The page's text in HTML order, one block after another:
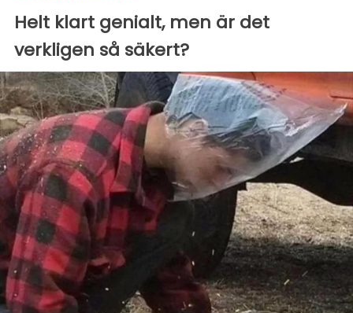
Helt klart genialt, men är det
verkligen så säkert?